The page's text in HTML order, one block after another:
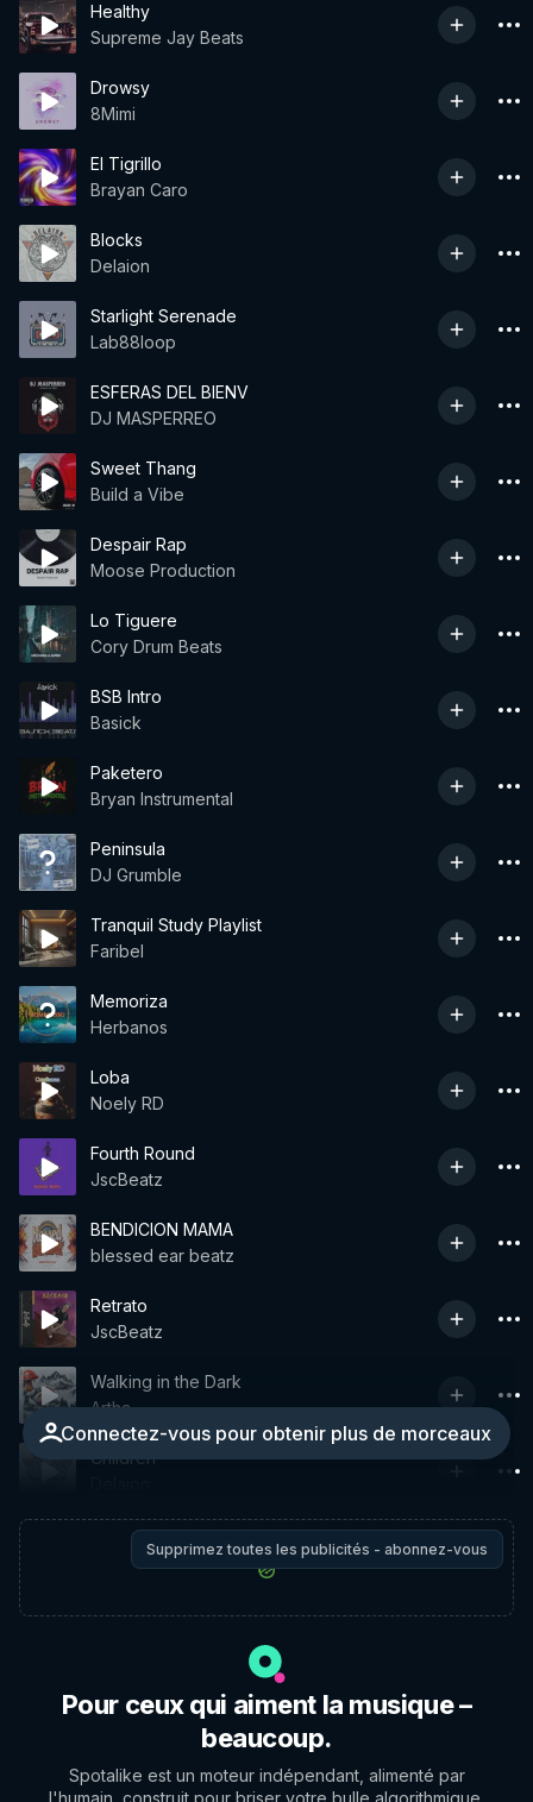
Healthy
Supreme Jay Beats
Drowsy
8Mimi
El Tigrillo
Brayan Caro
Blocks
Delaion
Starlight Serenade
Lab88loop
ESFERAS DEL BIENV
DJ MASPERREO
Sweet Thang
Build a Vibe
Despair Rap
Moose Production
Lo Tiguere
Cory Drum Beats
BSB Intro
Basick
Paketero
Bryan Instrumental
Peninsula
DJ Grumble
Tranquil Study Playlist
Faribel
Memoriza
Herbanos
Loba
Noely RD
Fourth Round
JscBeatz
BENDICION MAMA
blessed ear beatz
Retrato
JscBeatz
Connectez-vous pour obtenir plus de morceaux
Walking in the Dark
Artha
Children
Supprimez toutes les publicités - abonnez-vous
Pour ceux qui aiment la musique –
beaucoup.
Spotalike est un moteur indépendant, alimenté par
l'humain, construit pour briser votre bulle algorithmique.